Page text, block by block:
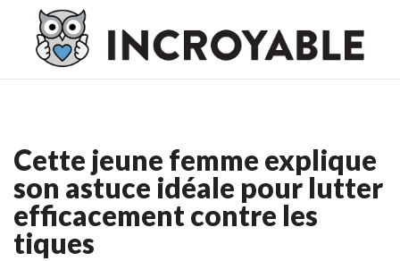
Casino En Ligne France
Casino En Ligne France
Ligne
Cette jeune femme explique
son astuce idéale pour lutter
efficacement contre les
tiques